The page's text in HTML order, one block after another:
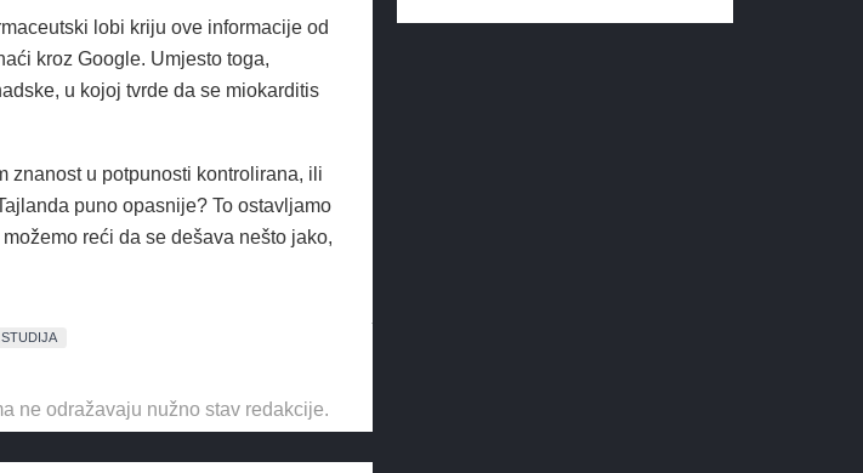
lobi kriju ove informacije od
kroz Google. Umjesto toga,
u kojoj tvrde da se miokarditis
znanost u potpunosti kontrolirana, ili
puno opasnije? To ostavljamo
reći da se dešava nešto jako,
ne odražavaju nužno stav redakcije.